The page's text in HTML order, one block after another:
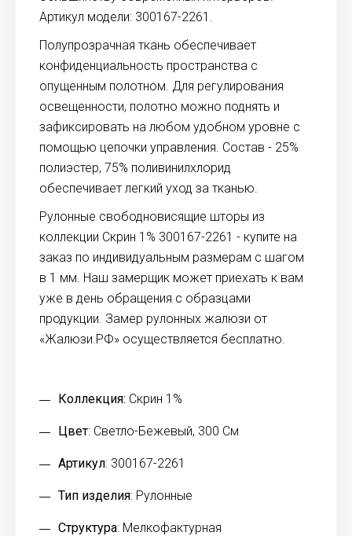
Артикул модели: 300167-2261.
Полупрозрачная ткань обеспечивает
конфиденциальность пространства с
опущенным полотном. Для регулирования
освещенности, полотно можно поднять и
зафиксировать на любом удобном уровне с
помощью цепочки управления. Состав - 25%
полиэстер, 75% поливинилхлорид
обеспечивает легкий уход за тканью.
Рулонные свободновисящие шторы из
коллекции Скрин 1% 300167-2261 - купите на
заказ по индивидуальным размерам с шагом
в 1 мм. Наш замерщик может приехать к вам
уже в день обращения с образцами
продукции. Замер рулонных жалюзи от
«Жалюзи.РФ» осуществляется бесплатно.
Коллекция: Скрин 1%
Цвет: Светло-Бежевый, 300 См
Артикул: 300167-2261
Тип изделия: Рулонные
Структура: Мелкофактурная